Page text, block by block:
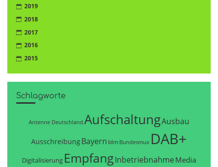
2019
2018
2017
2016
2015
Schlagworte
Antenne Deutschland AufschaltungAusbau
AusschreibungBayern blm Bundesmux DAB+
Digitalisierung EmpfangInbetriebnahme Media